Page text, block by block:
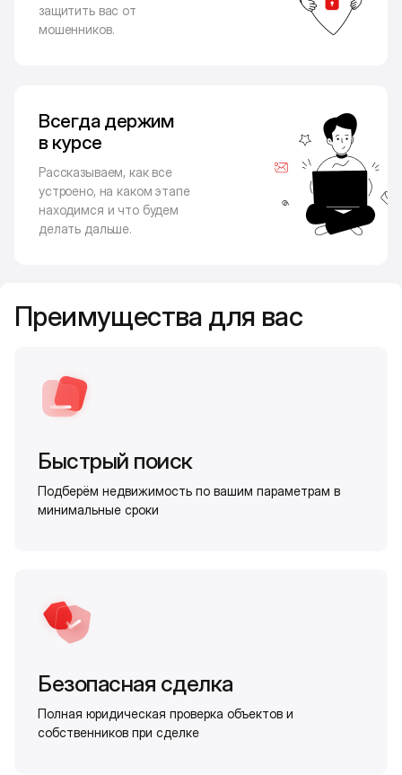
защитить вас от
мошенников.
Всегда держим
в курсе
Рассказываем, как все
устроено, на каком этапе
находимся и что будем
делать дальше.
Преимущества для вас
Быстрый поиск
Подберём недвижимость по вашим параметрам в
минимальные сроки
Безопасная сделка
Полная юридическая проверка объектов и
собственников при сделке